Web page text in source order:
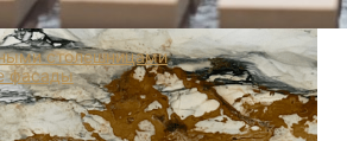
столешницами
фасады